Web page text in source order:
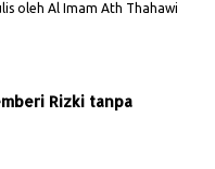
oleh Al Imam Ath Thahawi
Rizki tanpa